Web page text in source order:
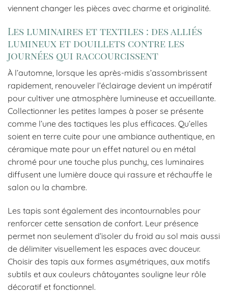
viennent changer les pièces avec charme et originalité.
Les luminaires et textiles : des alliés
lumineux et douillets contre les
journées qui raccourcissent
À l’automne, lorsque les après-midis s’assombrissent
rapidement, renouveler l’éclairage devient un impératif
pour cultiver une atmosphère lumineuse et accueillante.
Collectionner les petites lampes à poser se présente
comme l’une des tactiques les plus efficaces. Qu’elles
soient en terre cuite pour une ambiance authentique, en
céramique mate pour un effet naturel ou en métal
chromé pour une touche plus punchy, ces luminaires
diffusent une lumière douce qui rassure et réchauffe le
salon ou la chambre.
Les tapis sont également des incontournables pour
renforcer cette sensation de confort. Leur présence
permet non seulement d’isoler du froid au sol mais aussi
de délimiter visuellement les espaces avec douceur.
Choisir des tapis aux formes asymétriques, aux motifs
subtils et aux couleurs châtoyantes souligne leur rôle
décoratif et fonctionnel.